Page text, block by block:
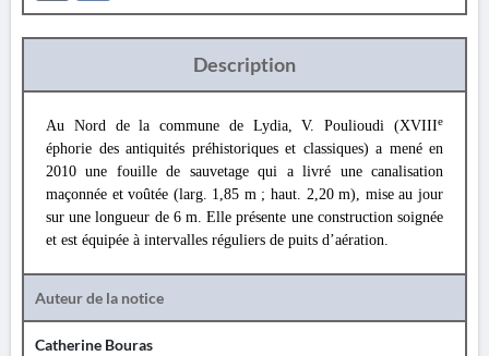
Description
Au Nord de la commune de Lydia, V. Poulioudi (XVIIIe
éphorie des antiquités préhistoriques et classiques) a mené en
2010 une fouille de sauvetage qui a livré une canalisation
maçonnée et voûtée (larg. 1,85 m ; haut. 2,20 m), mise au jour
sur une longueur de 6 m. Elle présente une construction soignée
et est équipée à intervalles réguliers de puits d’aération.
Auteur de la notice
Catherine Bouras